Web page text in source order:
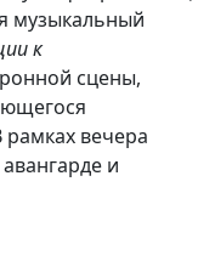
музыкальный
к
сцены,
вечера
и